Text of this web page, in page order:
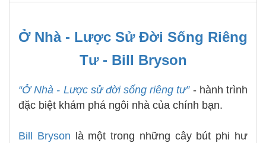
Ở Nhà - Lược Sử Đời Sống Riêng
Tư - Bill Bryson
“Ở Nhà - Lược sử đời sống riêng tư”- hành trình
đặc biệt khám phá ngôi nhà của chính bạn.
Bill Bryson là một trong những cây bút phi hư